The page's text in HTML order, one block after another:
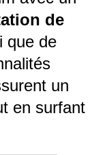
de
que de
un
en surfant